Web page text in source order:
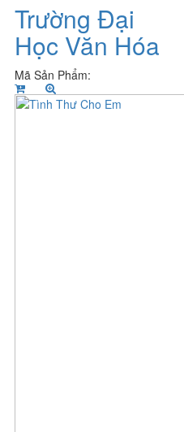
Trường Đại
Học Văn Hóa
Mã Sản Phẩm: